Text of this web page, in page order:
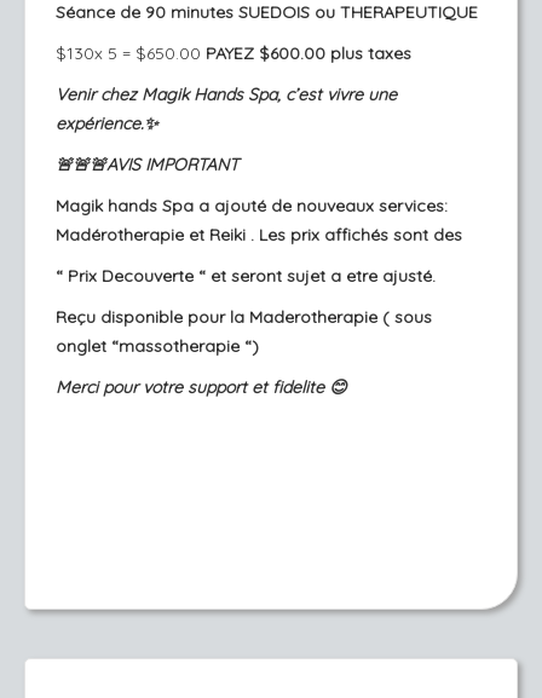
Séance de 90 minutes SUEDOIS ou THERAPEUTIQUE
$130x 5 = $650.00 PAYEZ $600.00 plus taxes
Venir chez Magik Hands Spa, c’est vivre une
expérience.✨
🚨🚨🚨AVIS IMPORTANT
Magik hands Spa a ajouté de nouveaux services:
Madérotherapie et Reiki . Les prix affichés sont des
“ Prix Decouverte “ et seront sujet a etre ajusté.
Reçu disponible pour la Maderotherapie ( sous
onglet “massotherapie “)
Merci pour votre support et fidelite 😊